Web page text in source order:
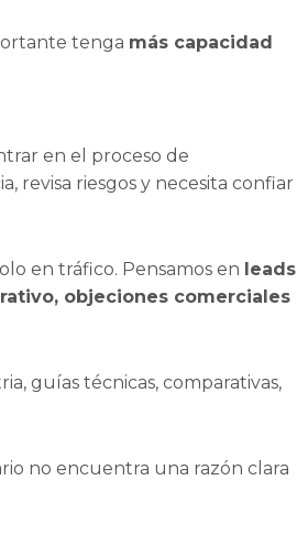
tenga más capacidad
en el proceso de
revisa riesgos y necesita confiar
en tráfico. Pensamos en leads
objeciones comerciales
guías técnicas, comparativas,
no encuentra una razón clara